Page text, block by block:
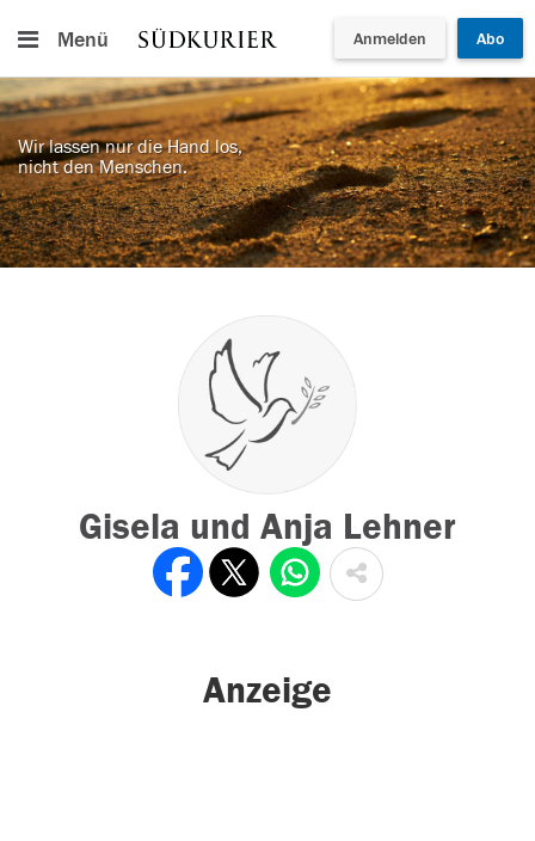
Menü Anmelden Abo
Wir lassen nur die Hand los,
nicht den Menschen.
Gisela und Anja Lehner
Anzeige